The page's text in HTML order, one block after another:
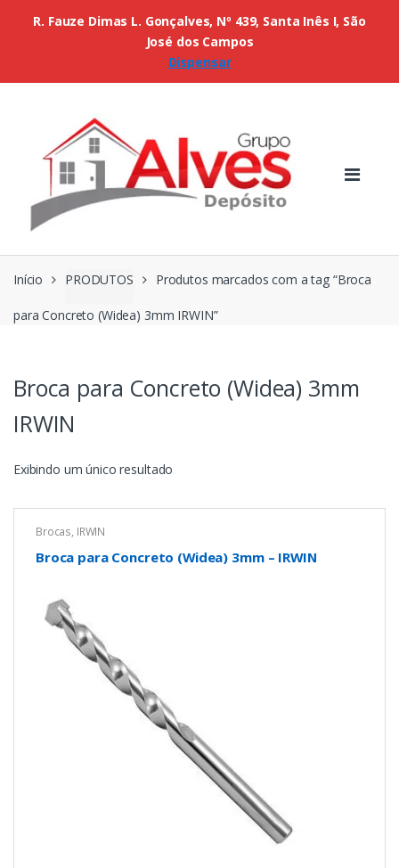
Início PRODUTOS Produtos marcados com a tag “Broca
para Concreto (Widea) 3mm IRWIN”
Broca para Concreto (Widea) 3mm
IRWIN
Exibindo um único resultado
Brocas, IRWIN
Broca para Concreto (Widea) 3mm – IRWIN
R. Fauze Dimas L. Gonçalves, Nº 439, Santa Inês I, São
José dos Campos
Dispensar